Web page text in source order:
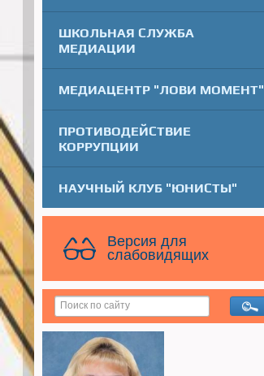
ШКОЛЬНАЯ СЛУЖБА
МЕДИАЦИИ
МЕДИАЦЕНТР "ЛОВИ МОМЕНТ"
ПРОТИВОДЕЙСТВИЕ
КОРРУПЦИИ
НАУЧНЫЙ КЛУБ "ЮНИСТЫ"
Версия для
слабовидящих